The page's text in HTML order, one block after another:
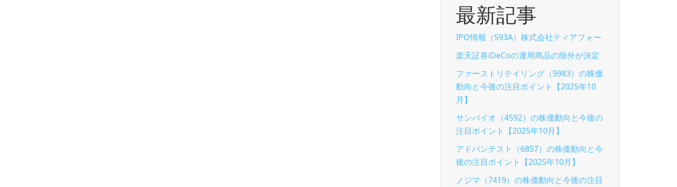
最新記事
IPO情報（593A）株式会社ティアフォー
楽天証券iDeCoの運用商品の除外が決定
ファーストリテイリング（9983）の株価
動向と今後の注目ポイント【2025年10
月】
サンバイオ（4592）の株価動向と今後の
注目ポイント【2025年10月】
アドバンテスト（6857）の株価動向と今
後の注目ポイント【2025年10月】
ノジマ（7419）の株価動向と今後の注目